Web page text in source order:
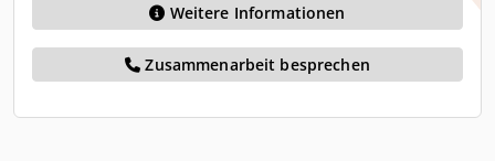
Weitere Informationen
Zusammenarbeit besprechen